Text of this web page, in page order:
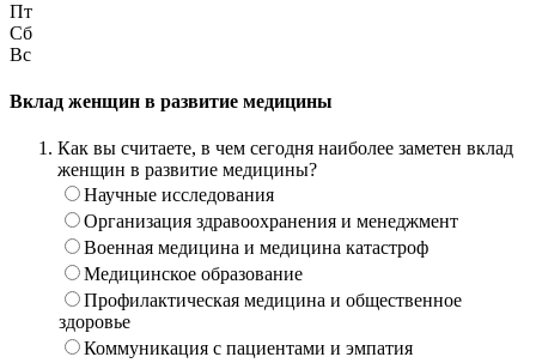
Пт
Сб
Вс
Вклад женщин в развитие медицины
Как вы считаете, в чем сегодня наиболее заметен вклад
женщин в развитие медицины?
Научные исследования
Организация здравоохранения и менеджмент
Военная медицина и медицина катастроф
Медицинское образование
Профилактическая медицина и общественное
здоровье
Коммуникация с пациентами и эмпатия